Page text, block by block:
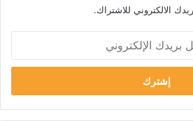
الالكتروني للاشتراك.